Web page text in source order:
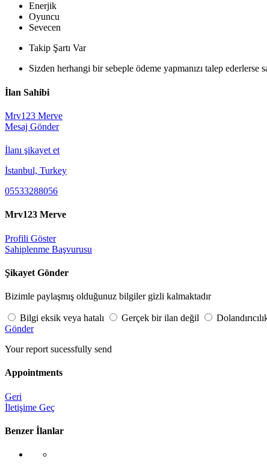
Enerjik
Oyuncu
Sevecen
Takip Şartı Var
Sizden herhangi bir sebeple ödeme yapmanızı talep
İlan Sahibi
Mrv123 Merve
Mesaj Gönder
İlanı şikayet et
İstanbul, Turkey
05533288056
Mrv123 Merve
Profili Göster
Sahiplenme Başvurusu
Şikayet Gönder
Bizimle paylaşmış olduğunuz bilgiler gizli kalmaktadır
Bilgi eksik veya hatalı Gerçek bir ilan değil
Gönder
Your report sucessfully send
Appointments
Geri
İletişime Geç
Benzer İlanlar